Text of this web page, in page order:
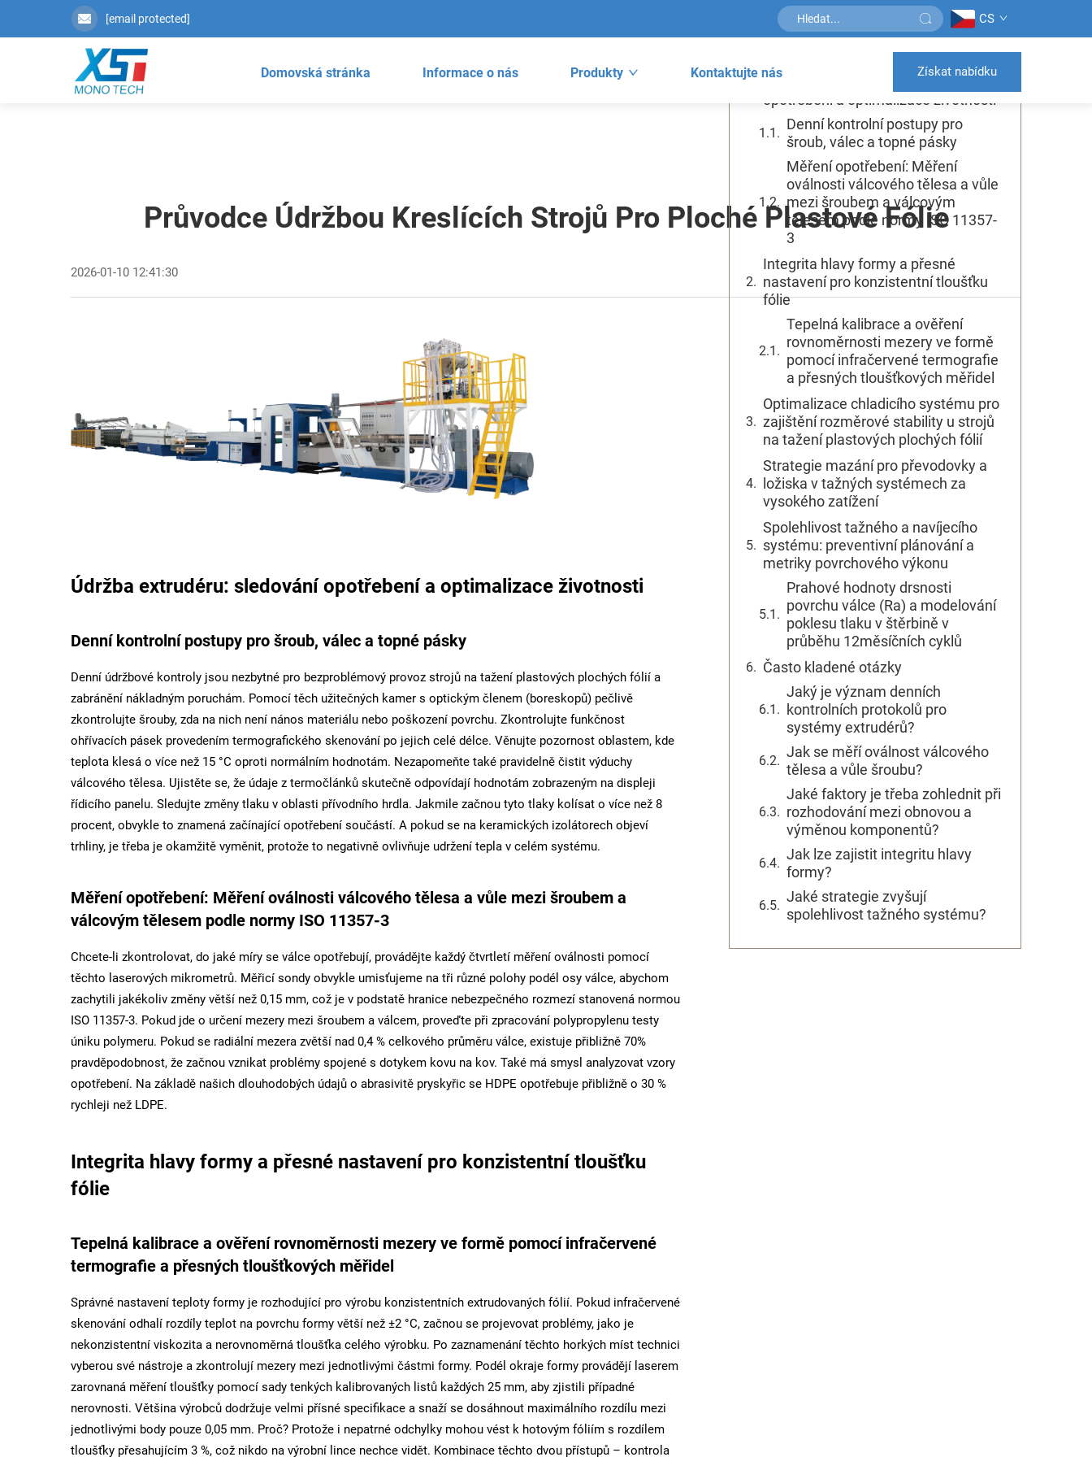
[email protected] CS
Domovská stránka Informace o nás Produkty Kontaktujte nás Získat nabídku
Průvodce Údržbou Kreslících Strojů Pro Ploché Plastové Fólie
2026-01-10 12:41:30
Údržba extrudéru: sledování opotřebení a optimalizace životnosti
Denní kontrolní postupy pro šroub, válec a topné pásky
Denní údržbové kontroly jsou nezbytné pro bezproblémový provoz strojů na tažení plastových plochých fólií a
zabránění nákladným poruchám. Pomocí těch užitečných kamer s optickým členem (boreskopů) pečlivě
zkontrolujte šrouby, zda na nich není nános materiálu nebo poškození povrchu. Zkontrolujte funkčnost
ohřívacích pásek provedením termografického skenování po jejich celé délce. Věnujte pozornost oblastem, kde
teplota klesá o více než 15 °C oproti normálním hodnotám. Nezapomeňte také pravidelně čistit výduchy
válcového tělesa. Ujistěte se, že údaje z termočlánků skutečně odpovídají hodnotám zobrazeným na displeji
řídicího panelu. Sledujte změny tlaku v oblasti přívodního hrdla. Jakmile začnou tyto tlaky kolísat o více než 8
procent, obvykle to znamená začínající opotřebení součástí. A pokud se na keramických izolátorech objeví
trhliny, je třeba je okamžitě vyměnit, protože to negativně ovlivňuje udržení tepla v celém systému.
Měření opotřebení: Měření oválnosti válcového tělesa a vůle mezi šroubem a
válcovým tělesem podle normy ISO 11357-3
Chcete-li zkontrolovat, do jaké míry se válce opotřebují, provádějte každý čtvrtletí měření oválnosti pomocí
těchto laserových mikrometrů. Měřicí sondy obvykle umisťujeme na tři různé polohy podél osy válce, abychom
zachytili jakékoliv změny větší než 0,15 mm, což je v podstatě hranice nebezpečného rozmezí stanovená normou
ISO 11357-3. Pokud jde o určení mezery mezi šroubem a válcem, proveďte při zpracování polypropylenu testy
úniku polymeru. Pokud se radiální mezera zvětší nad 0,4 % celkového průměru válce, existuje přibližně 70%
pravděpodobnost, že začnou vznikat problémy spojené s dotykem kovu na kov. Také má smysl analyzovat vzory
opotřebení. Na základě našich dlouhodobých údajů o abrasivitě pryskyřic se HDPE opotřebuje přibližně o 30 %
rychleji než LDPE.
Integrita hlavy formy a přesné nastavení pro konzistentní tloušťku
fólie
Tepelná kalibrace a ověření rovnoměrnosti mezery ve formě pomocí infračervené
termografie a přesných tloušťkových měřidel
Správné nastavení teploty formy je rozhodující pro výrobu konzistentních extrudovaných fólií. Pokud infračervené
skenování odhalí rozdíly teplot na povrchu formy větší než ±2 °C, začnou se projevovat problémy, jako je
nekonzistentní viskozita a nerovnoměrná tloušťka celého výrobku. Po zaznamenání těchto horkých míst technici
vyberou své nástroje a zkontrolují mezery mezi jednotlivými částmi formy. Podél okraje formy provádějí laserem
zarovnaná měření tloušťky pomocí sady tenkých kalibrovaných listů každých 25 mm, aby zjistili případné
nerovnosti. Většina výrobců dodržuje velmi přísné specifikace a snaží se dosáhnout maximálního rozdílu mezi
jednotlivými body pouze 0,05 mm. Proč? Protože i nepatrné odchylky mohou vést k hotovým fóliím s rozdílem
tloušťky přesahujícím 3 %, což nikdo na výrobní lince nechce vidět. Kombinace těchto dvou přístupů – kontrola
Obsah
Údržba extrudéru: sledování
opotřebení a optimalizace životnosti
Denní kontrolní postupy pro
šroub, válec a topné pásky
Měření opotřebení: Měření
oválnosti válcového tělesa a vůle
mezi šroubem a válcovým
tělesem podle normy ISO 11357-
3
Integrita hlavy formy a přesné
nastavení pro konzistentní tloušťku
fólie
Tepelná kalibrace a ověření
rovnoměrnosti mezery ve formě
pomocí infračervené termografie
a přesných tloušťkových měřidel
Optimalizace chladicího systému pro
zajištění rozměrové stability u strojů
na tažení plastových plochých fólií
Strategie mazání pro převodovky a
ložiska v tažných systémech za
vysokého zatížení
Spolehlivost tažného a navíjecího
systému: preventivní plánování a
metriky povrchového výkonu
Prahové hodnoty drsnosti
povrchu válce (Ra) a modelování
poklesu tlaku v štěrbině v
průběhu 12měsíčních cyklů
Často kladené otázky
Jaký je význam denních
kontrolních protokolů pro
systémy extrudérů?
Jak se měří oválnost válcového
tělesa a vůle šroubu?
Jaké faktory je třeba zohlednit při
rozhodování mezi obnovou a
výměnou komponentů?
Jak lze zajistit integritu hlavy
formy?
Jaké strategie zvyšují
spolehlivost tažného systému?